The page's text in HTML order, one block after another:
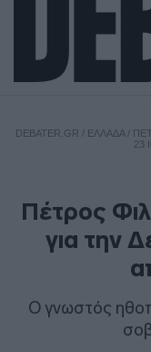
DEBATER.GR / ΕΛΛΑΔΑ/
23
Πέτρος
για την
Ο γνωστός